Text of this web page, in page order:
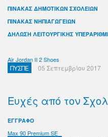
ΠΙΝΑΚΑΣ ΔΗΜΟΤΙΚΩΝ ΣΧΟΛΕΙΩΝ
ΠΙΝΑΚΑΣ ΝΗΠΙΑΓΩΓΕΙΩΝ
ΔΗΛΩΣΗ ΛΕΙΤΟΥΡΓΙΚΗΣ
Air Jordan II 2 Shoes
ΠΥΣΠΕ 05 Σεπτεμβρίου 2017
Ευχές από τον
ΕΓΓΡΑΦΟ
Max 90 Premium SE